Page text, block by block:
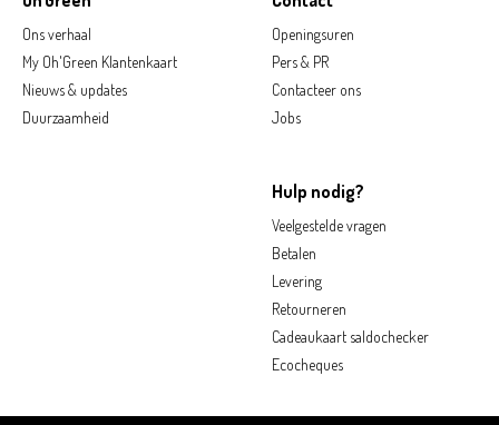
Ons verhaal
My Oh'Green Klantenkaart
Nieuws & updates
Duurzaamheid
Openingsuren
Pers & PR
Contacteer ons
Jobs
Hulp nodig?
Veelgestelde vragen
Betalen
Levering
Retourneren
Cadeaukaart saldochecker
Ecocheques